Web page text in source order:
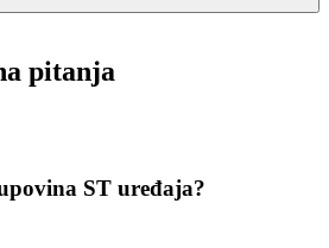
pitanja
ST uređaja?